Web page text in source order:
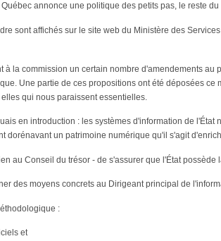
annonce une politique des petits pas, le reste
sont affichés sur le site web du Ministère des
la commission un certain nombre d'amendements
Une partie de ces propositions ont été déposées ce
qui nous paraissent essentielles.
en introduction : les systèmes d'information de l'État
un patrimoine numérique qu'il s'agit
au Conseil du trésor - de s'assurer que l'État possède
des moyens concrets au Dirigeant principal de
:
et